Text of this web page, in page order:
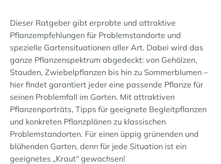
Dieser Ratgeber gibt erprobte und attraktive
Pflanzempfehlungen für Problemstandorte und
spezielle Gartensituationen aller Art. Dabei wird das
ganze Pflanzenspektrum abgedeckt: von Gehölzen,
Stauden, Zwiebelpflanzen bis hin zu Sommerblumen –
hier findet garantiert jeder eine passende Pflanze für
seinen Problemfall im Garten. Mit attraktiven
Pflanzenporträts, Tipps für geeignete Begleitpflanzen
und konkreten Pflanzplänen zu klassischen
Problemstandorten. Für einen üppig grünenden und
blühenden Garten, denn für jede Situation ist ein
geeignetes „Kraut“ gewachsen!